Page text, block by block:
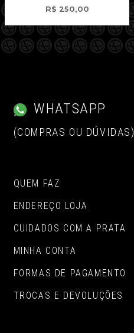
R$ 250,00
WHATSAPP
(COMPRAS OU DÚVIDAS)
QUEM FAZ
ENDEREÇO LOJA
CUIDADOS COM A PRATA
MINHA CONTA
FORMAS DE PAGAMENTO
TROCAS E DEVOLUÇÕES